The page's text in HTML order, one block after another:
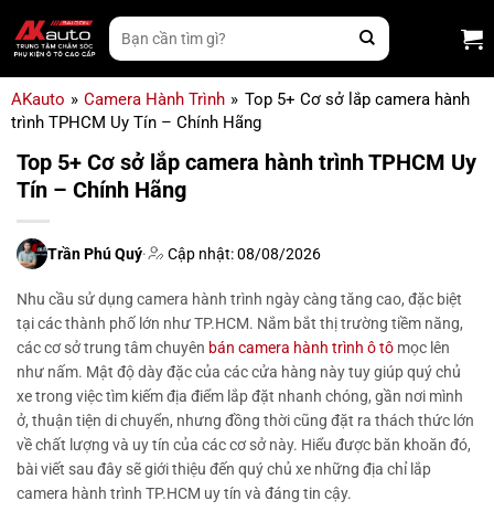
qua
nội
Tìm
kiếm:
AKauto » Camera Hành Trình » Top 5+ Cơ sở lắp camera hành
trình TPHCM Uy Tín – Chính Hãng
Top 5+ Cơ sở lắp camera hành trình TPHCM Uy
Tín – Chính Hãng
Trần Phú Quý· Cập nhật: 08/08/2026
Nhu cầu sử dụng camera hành trình ngày càng tăng cao, đặc biệt
tại các thành phố lớn như TP.HCM. Nắm bắt thị trường tiềm năng,
các cơ sở trung tâm chuyên bán camera hành trình ô tô mọc lên
như nấm. Mật độ dày đặc của các cửa hàng này tuy giúp quý chủ
xe trong việc tìm kiếm địa điểm lắp đặt nhanh chóng, gần nơi mình
ở, thuận tiện di chuyển, nhưng đồng thời cũng đặt ra thách thức lớn
về chất lượng và uy tín của các cơ sở này. Hiểu được băn khoăn đó,
bài viết sau đây sẽ giới thiệu đến quý chủ xe những địa chỉlắp
camera hành trình TP.HCM uy tín và đáng tin cậy.